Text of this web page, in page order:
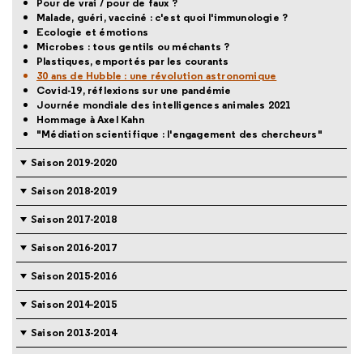
Pour de vrai / pour de faux ?
Malade, guéri, vacciné : c'est quoi l'immunologie ?
Ecologie et émotions
Microbes : tous gentils ou méchants ?
Plastiques, emportés par les courants
30 ans de Hubble : une révolution astronomique
Covid-19, réflexions sur une pandémie
Journée mondiale des intelligences animales 2021
Hommage à Axel Kahn
"Médiation scientifique : l'engagement des chercheurs"
Saison 2019-2020
Saison 2018-2019
Saison 2017-2018
Saison 2016-2017
Saison 2015-2016
Saison 2014-2015
Saison 2013-2014